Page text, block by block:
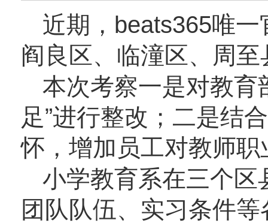
近期，beats365唯
阎良区、临潼区、周
本次考察一是对教育
足”进行整改；二是结
怀，增加员工对教师职
小学教育系在三个区
团队队伍、实习条件